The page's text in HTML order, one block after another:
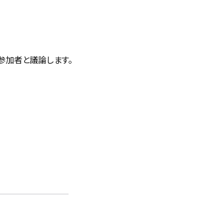
者と議論します。